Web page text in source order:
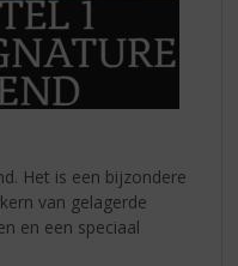
Het is een bijzondere
van gelagerde
en een speciaal